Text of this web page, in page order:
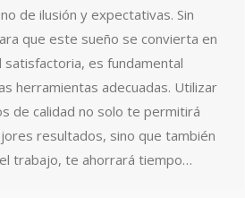
de ilusión y expectativas. Sin
que este sueño se convierta en
satisfactoria, es fundamental
herramientas adecuadas. Utilizar
de calidad no solo te permitirá
resultados, sino que también
trabajo, te ahorrará tiempo…